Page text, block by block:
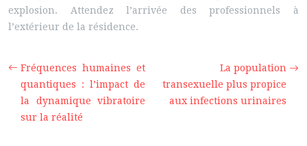
explosion. Attendez l’arrivée des professionnels à
l’extérieur de la résidence.
Fréquences humaines et
quantiques : l’impact de
la dynamique vibratoire
sur la réalité
La population
transexuelle plus propice
aux infections urinaires